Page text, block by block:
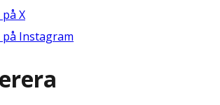
X
Instagram